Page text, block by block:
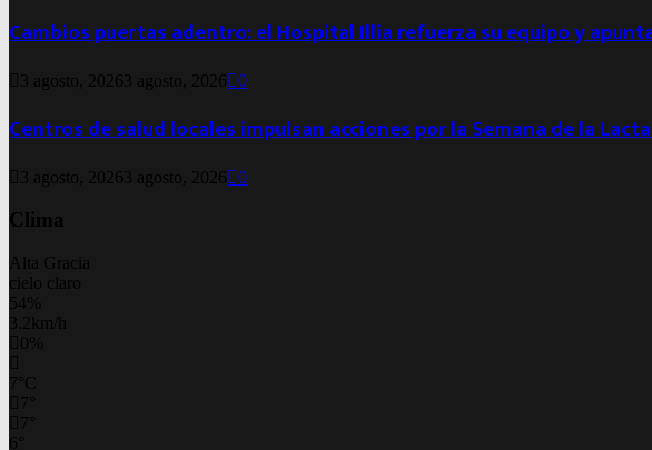
Cambios puertas adentro: el Hospital Illia refuerza su equipo y
3 agosto, 2026 3 agosto, 2026 0
Centros de salud locales impulsan acciones por la Semana de la
3 agosto, 2026 3 agosto, 2026 0
Clima
Alta Gracia
cielo claro
54%
3.2km/h
0%
7 C
7
7
6